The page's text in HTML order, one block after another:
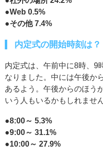
●Web 0.5%
●その他 7.4%
内定式の開始時刻は？
内定式は、午前中に8時、9
なりました。中には午後か
あるよう。午後からのほう
いう人もいるかもしれませ
●8:00～ 5.3%
●9:00～ 31.1%
●10:00～ 27.9%